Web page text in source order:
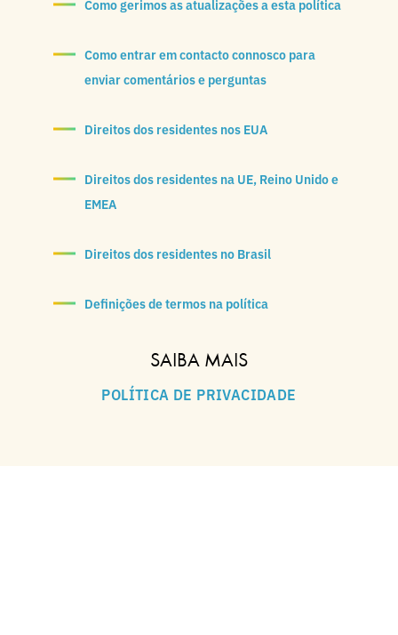
Como gerimos as atualizações a esta política
Como entrar em contacto connosco para
enviar comentários e perguntas
Direitos dos residentes nos EUA
Direitos dos residentes na UE, Reino Unido e
EMEA
Direitos dos residentes no Brasil
Definições de termos na política
SAIBA MAIS
POLÍTICA DE PRIVACIDADE